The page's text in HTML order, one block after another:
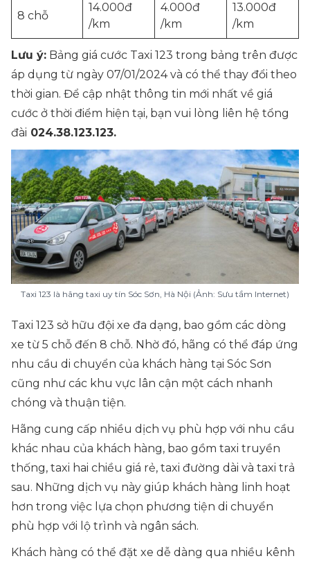
8 chỗ
14.000đ
/km
4.000đ
/km
13.000đ
/km
Lưu ý: Bảng giá cước Taxi 123 trong bảng trên được
áp dụng từ ngày 07/01/2024 và có thể thay đổi theo
thời gian. Để cập nhật thông tin mới nhất về giá
cước ở thời điểm hiện tại, bạn vui lòng liên hệ tổng
đài 024.38.123.123.
Taxi 123 là hãng taxi uy tín Sóc Sơn, Hà Nội (Ảnh: Sưu tầm Internet)
Taxi 123 sở hữu đội xe đa dạng, bao gồm các dòng
xe từ 5 chỗ đến 8 chỗ. Nhờ đó, hãng có thể đáp ứng
nhu cầu di chuyển của khách hàng tại Sóc Sơn
cũng như các khu vực lân cận một cách nhanh
chóng và thuận tiện.
Hãng cung cấp nhiều dịch vụ phù hợp với nhu cầu
khác nhau của khách hàng, bao gồm taxi truyền
thống, taxi hai chiều giá rẻ, taxi đường dài và taxi trả
sau. Những dịch vụ này giúp khách hàng linh hoạt
hơn trong việc lựa chọn phương tiện di chuyển
phù hợp với lộ trình và ngân sách.
Khách hàng có thể đặt xe dễ dàng qua nhiều kênh